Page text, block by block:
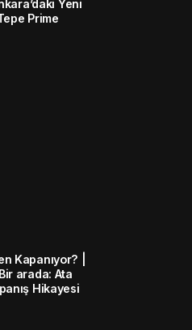
Yeni
Prime
Kapanıyor? |
arada: Ata
Hikayesi